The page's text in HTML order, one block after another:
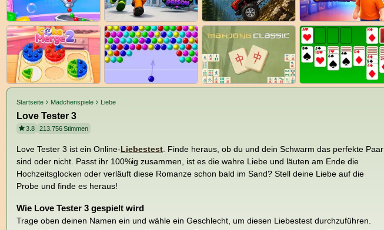
Startseite Mädchenspiele Liebe
Love Tester 3
3.8 213.756Stimmen
Love Tester 3 ist ein Online-Liebestest . Finde heraus, ob du und dein Schwarm das perfekte Paar
sind oder nicht. Passt ihr 100%ig zusammen, ist es die wahre Liebe und läuten am Ende die
Hochzeitsglocken oder verläuft diese Romanze schon bald im Sand? Stell deine Liebe auf die
Probe und finde es heraus!
Wie Love Tester 3 gespielt wird
Trage oben deinen Namen ein und wähle ein Geschlecht, um diesen Liebestest durchzuführen.